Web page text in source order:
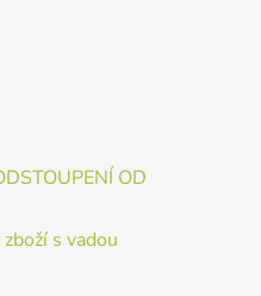
OD
s vadou